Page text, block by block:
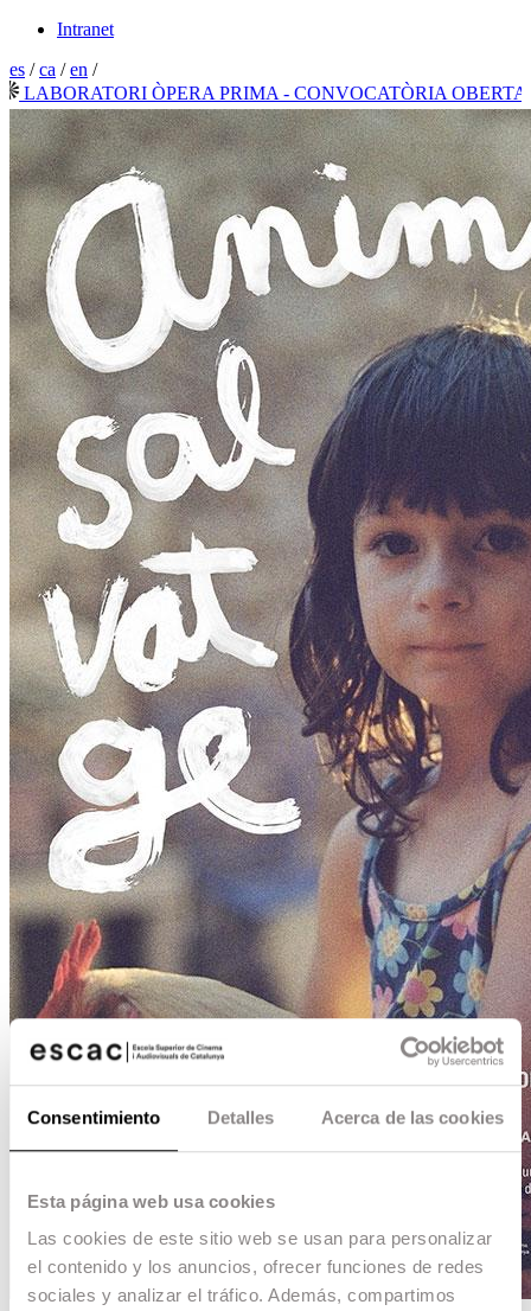
Consentimiento Detalles Acerca de las cookies
Esta página web usa cookies
Las cookies de este sitio web se usan para personalizar
el contenido y los anuncios, ofrecer funciones de redes
sociales y analizar el tráfico. Además, compartimos
Intranet
es /ca /en /
ÒPERA PRIMA - CONVOCATÒRIA OBERTA 2026